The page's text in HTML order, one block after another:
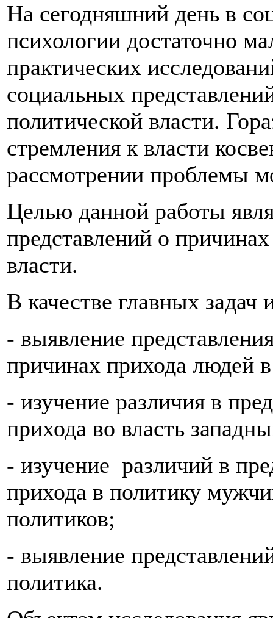
На сегодняшний день в
психологии достаточно
практических
социальных
политической власти.
стремления к власти
рассмотрении проблемы
Целью данной работы
представлений о
власти.
В качестве главных задач
- выявление
причинах прихода людей
- изучение различия в
прихода во власть
- изучение различий в
прихода в политику
политиков;
- выявление
политика.